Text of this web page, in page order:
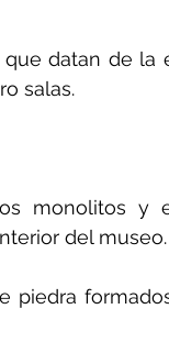
datan de la
salas.
monolitos y
del museo.
piedra